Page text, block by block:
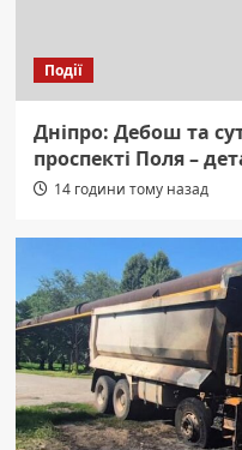
Події
Дніпро: Дебош та
проспекті Поля –
14 години тому назад